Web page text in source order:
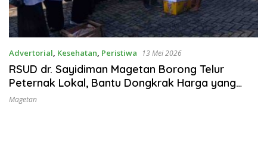
Advertorial, Kesehatan, Peristiwa 13 Mei 2026
RSUD dr. Sayidiman Magetan Borong Telur
Peternak Lokal, Bantu Dongkrak Harga yang
Anjlok
Magetan